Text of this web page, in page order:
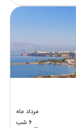
مرداد ماه
6 شب